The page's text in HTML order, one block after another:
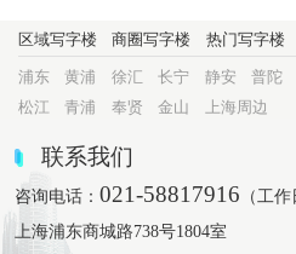
区域写字楼 商圈写字楼 热门写字楼
浦东 黄浦 徐汇 长宁 静安 普陀
松江
青浦 奉贤 金山 上海周边
联系我们
咨询电话：021-58817916 （工
上海浦东商城路738号1804室